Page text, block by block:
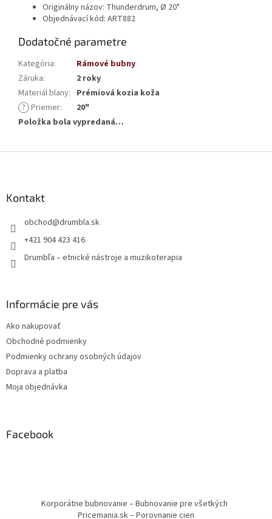
Originálny názov: Thunderdrum, Ø 20"
Objednávací kód: ART882
Dodatočné parametre
Kategória:
Rámové bubny
Záruka:
2 roky
Materiál blany: Prémiová kozia koža
? Priemer:
20"
Položka bola vypredaná…
Kontakt
obchod@drumbla.sk
+421 904 423 416
Drumbľa – etnické nástroje a muzikoterapia
Informácie pre vás
Ako nakupovať
Obchodné podmienky
Podmienky ochrany osobných údajov
Doprava a platba
Moja objednávka
Facebook
Korporátne bubnovanie – Bubnovanie pre všetkých
Pricemania.sk – Porovnanie cien